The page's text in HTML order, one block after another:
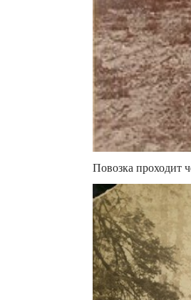
Повозка проходит